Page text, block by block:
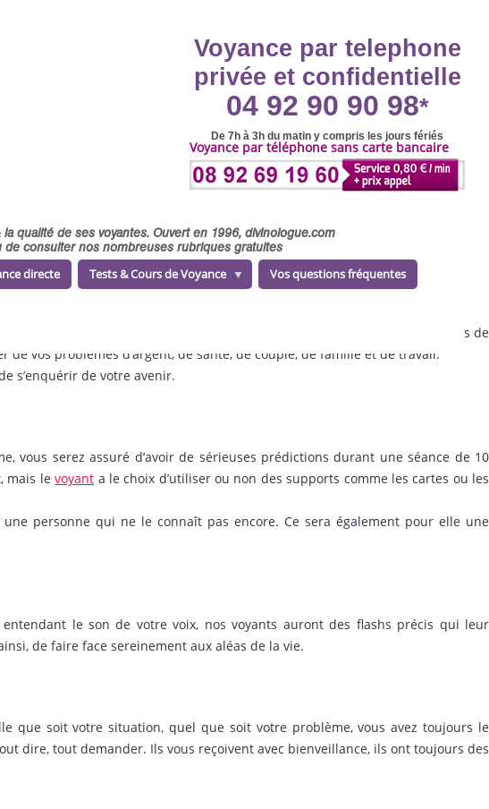
Voyance par telephone
privée et confidentielle
04 92 90 90 98*
De 7h à 3h du matin y compris les jours fériés
Voyance par téléphone sans carte bancaire
qualité de ses voyantes. Ouvert en 1996, divinologue.com
consulter nos nombreuses rubriques gratuites
directe Tests & Cours de Voyance Vos questions fréquentes
dotés de
vos problèmes d’argent, de santé, de couple, de famille et de travail.
s’enquérir de votre avenir.
vous serez assuré d’avoir de sérieuses prédictions durant une séance de 10
mais levoyant a le choix d’utiliser ou non des supports comme les cartes ou les
personne qui ne le connaît pas encore. Ce sera également pour elle une
le son de votre voix, nos voyants auront des flashs précis qui leur
de faire face sereinement aux aléas de la vie.
que soit votre situation, quel que soit votre problème, vous avez toujours le
dire, tout demander. Ils vous reçoivent avec bienveillance, ils ont toujours des